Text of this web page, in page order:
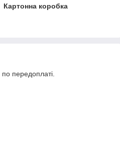
Картонна коробка
по передоплаті.